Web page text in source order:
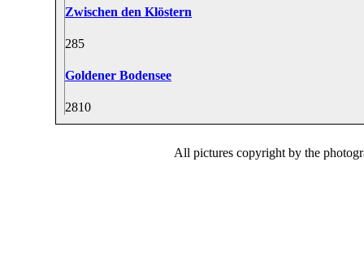
Zwischen den Klöstern
285
Goldener Bodensee
2810
All pictures copyright by the